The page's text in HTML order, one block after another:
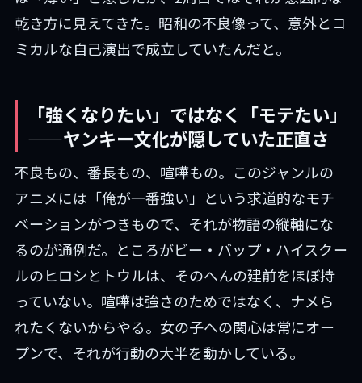
乾き方に見えてきた。昭和の不良像って、意外とコ
ミカルな自己演出で成立していたんだと。
「強くなりたい」ではなく「モテたい」
——ヤンキー文化が隠していた正直さ
不良もの、番長もの、喧嘩もの。このジャンルの
アニメには「俺が一番強い」という求道的なモチ
ベーションがつきもので、それが物語の縦軸にな
るのが通例だ。ところがビー・バップ・ハイスクー
ルのヒロシとトウルは、そのへんの建前をほぼ持
っていない。喧嘩は強さのためではなく、ナメら
れたくないからやる。女の子への関心は常にオー
プンで、それが行動の大半を動かしている。